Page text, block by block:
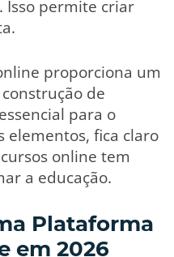
Isso permite criar
proporciona um
de
para o
elementos, fica claro
online tem
a educação.
Plataforma
em 2026